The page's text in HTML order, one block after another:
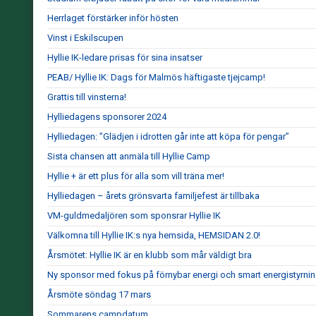
Herrlaget förstärker inför hösten
Vinst i Eskilscupen
Hyllie IK-ledare prisas för sina insatser
PEAB/ Hyllie IK: Dags för Malmös häftigaste tjejcamp!
Grattis till vinsterna!
Hylliedagens sponsorer 2024
Hylliedagen: ”Glädjen i idrotten går inte att köpa för pengar”
Sista chansen att anmäla till Hyllie Camp
Hyllie + är ett plus för alla som vill träna mer!
Hylliedagen – årets grönsvarta familjefest är tillbaka
VM-guldmedaljören som sponsrar Hyllie IK
Välkomna till Hyllie IK:s nya hemsida, HEMSIDAN 2.0!
Årsmötet: Hyllie IK är en klubb som mår väldigt bra
Ny sponsor med fokus på förnybar energi och smart
Årsmöte söndag 17 mars